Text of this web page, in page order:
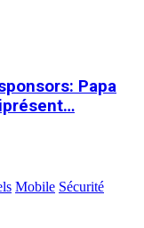
Papa
Mobile Sécurité